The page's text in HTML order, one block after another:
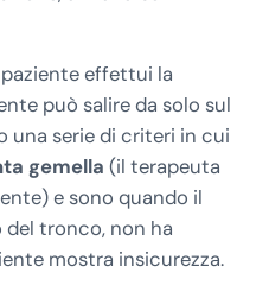
effettui la
può salire da solo sul
una serie di criteri in cui
gemella (il terapeuta
e sono quando il
tronco, non ha
mostra insicurezza.